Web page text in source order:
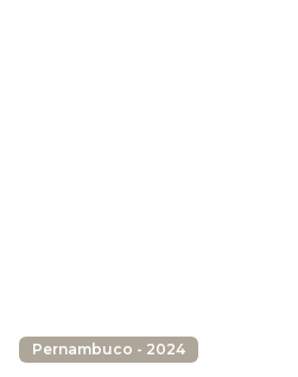
Pernambuco - 2024